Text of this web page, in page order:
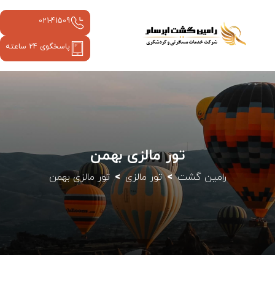
021-41509
پاسخگوی 24 ساعته
تور مالزی بهمن
رامین گشت تور مالزی تور مالزی بهمن